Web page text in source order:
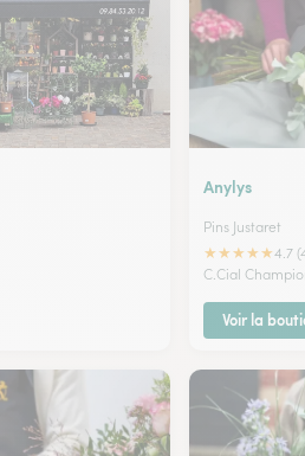
Anylys
Pins Justaret
★★★★★4.7
C.Cial
Voir la